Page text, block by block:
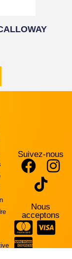
Suivez-nous
Nous
acceptons